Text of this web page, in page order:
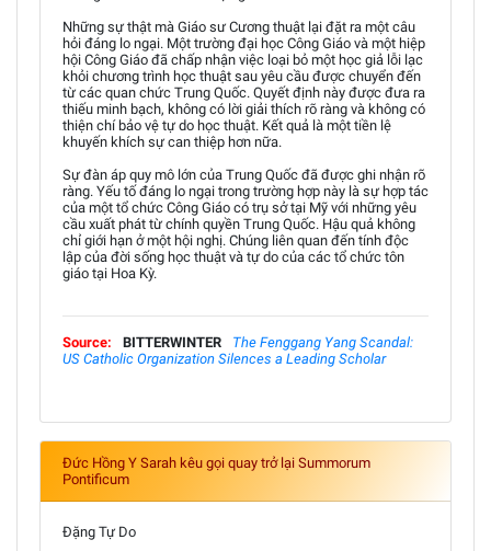
Những sự thật mà Giáo sư Cương thuật lại đặt ra một câu
hỏi đáng lo ngại. Một trường đại học Công Giáo và một hiệp
hội Công Giáo đã chấp nhận việc loại bỏ một học giả lỗi lạc
khỏi chương trình học thuật sau yêu cầu được chuyển đến
từ các quan chức Trung Quốc. Quyết định này được đưa ra
thiếu minh bạch, không có lời giải thích rõ ràng và không có
thiện chí bảo vệ tự do học thuật. Kết quả là một tiền lệ
khuyến khích sự can thiệp hơn nữa.
Sự đàn áp quy mô lớn của Trung Quốc đã được ghi nhận rõ
ràng. Yếu tố đáng lo ngại trong trường hợp này là sự hợp tác
của một tổ chức Công Giáo có trụ sở tại Mỹ với những yêu
cầu xuất phát từ chính quyền Trung Quốc. Hậu quả không
chỉ giới hạn ở một hội nghị. Chúng liên quan đến tính độc
lập của đời sống học thuật và tự do của các tổ chức tôn
giáo tại Hoa Kỳ.
Source: BITTERWINTER
The Fenggang Yang Scandal:
US Catholic Organization Silences a Leading Scholar
Đức Hồng Y Sarah kêu gọi quay trở lại Summorum
Pontificum
Đặng Tự Do